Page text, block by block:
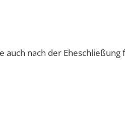
auch nach der Eheschließung